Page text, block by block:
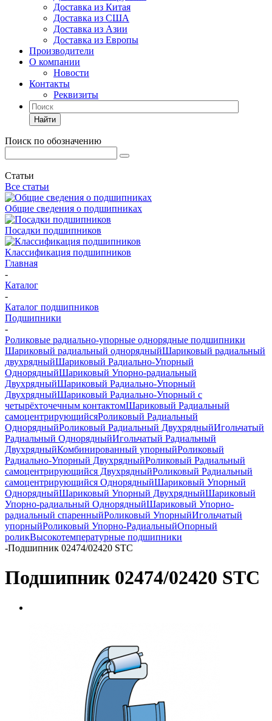
Доставка из Китая
Доставка из США
Доставка из Азии
Доставка из Европы
Производители
О компании
Новости
Контакты
Реквизиты
Найти
Поиск по обозначению
Статьи
Все статьи
Общие сведения о подшипниках
Посадки подшипников
Классификация подшипников
Главная
-
Каталог
-
Каталог подшипников
Подшипники
-
Роликовые радиально-упорные однорядные подшипники
Шариковый радиальный однорядныйШариковый радиальный
двухрядныйШариковый Радиально-Упорный
ОднорядныйШариковый Упорно-радиальный
ДвухрядныйШариковый Радиально-Упорный
ДвухрядныйШариковый Радиально-Упорный с
четырёхточечным контактомШариковый Радиальный
самоцентрирующийсяРоликовый Радиальный
ОднорядныйРоликовый Радиальный ДвухрядныйИгольчатый
Радиальный ОднорядныйИгольчатый Радиальный
ДвухрядныйКомбинированный упорныйРоликовый
Радиально-Упорный ДвухрядныйРоликовый Радиальный
самоцентрирующийся ДвухрядныйРоликовый Радиальный
самоцентрирующийся ОднорядныйШариковый Упорный
ОднорядныйШариковый Упорный ДвухрядныйШариковый
Упорно-радиальный ОднорядныйШариковый Упорно-
радиальный спаренныйРоликовый УпорныйИгольчатый
упорныйРоликовый Упорно-РадиальныйОпорный
роликВысокотемпературные подшипники
-Подшипник 02474/02420 STC
Подшипник 02474/02420 STC